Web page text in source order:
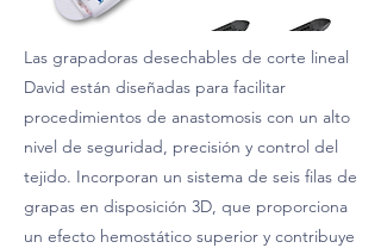
Las grapadoras desechables de corte lineal
David están diseñadas para facilitar
procedimientos de anastomosis con un alto
nivel de seguridad, precisión y control del
tejido. Incorporan un sistema de seis filas de
grapas en disposición 3D, que proporciona
un efecto hemostático superior y contribuye